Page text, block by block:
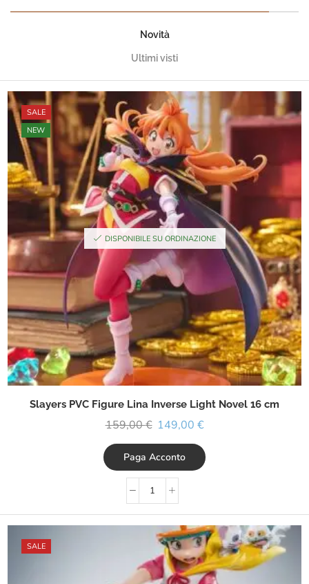
Novità
Ultimi visti
SALE
NEW
DISPONIBILE SU ORDINAZIONE
Slayers PVC Figure Lina Inverse Light Novel 16 cm
159,00€ 149,00 €
Paga Acconto
SALE